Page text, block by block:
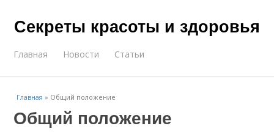
Секреты красоты и здоровья
Главная Новости Статьи
Главная » Общий положение
Общий положение